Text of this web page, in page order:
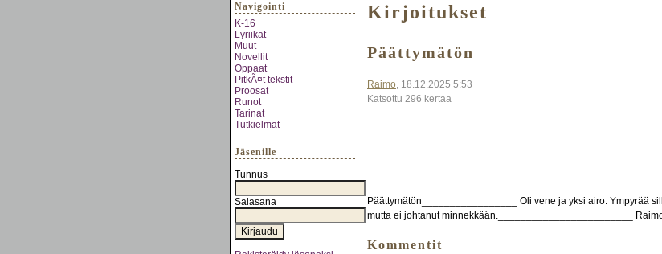
Navigointi
K-16
Lyriikat
Muut
Novellit
Oppaat
PitkÃ¤t tekstit
Proosat
Runot
Tarinat
Tutkielmat
Jäsenille
Tunnus
Salasana
Kirjoitukset
Päättymätön
Raimo, 18.12.2025 5:53
Katsottu 296 kertaa
Päättymätön_________________ Oli vene ja yksi airo. Ympyrää
mutta ei johtanut minnekkään.________________________
Kommentit